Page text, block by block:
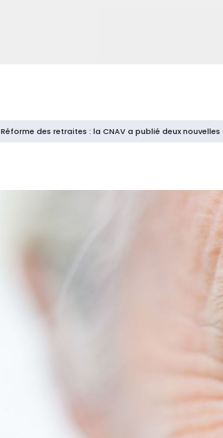
Réforme des retraites : la CNAV a publié deux